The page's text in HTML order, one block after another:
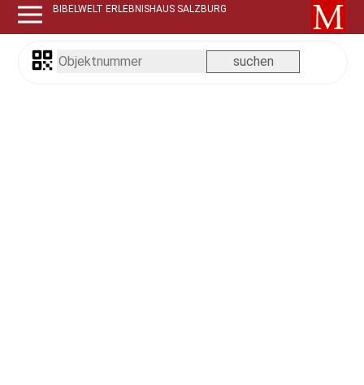
BIBELWELT ERLEBNISHAUS SALZBURG